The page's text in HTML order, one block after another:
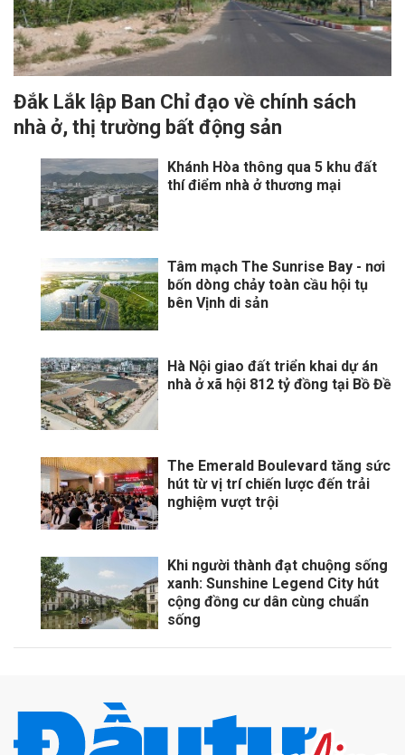
Đắk Lắk lập Ban Chỉ đạo về chính sách
nhà ở, thị trường bất động sản
Khánh Hòa thông qua 5 khu đất
thí điểm nhà ở thương mại
Tâm mạch The Sunrise Bay - nơi
bốn dòng chảy toàn cầu hội tụ
bên Vịnh di sản
Hà Nội giao đất triển khai dự án
nhà ở xã hội 812 tỷ đồng tại Bồ Đề
The Emerald Boulevard tăng sức
hút từ vị trí chiến lược đến trải
nghiệm vượt trội
Khi người thành đạt chuộng sống
xanh: Sunshine Legend City hút
cộng đồng cư dân cùng chuẩn
sống